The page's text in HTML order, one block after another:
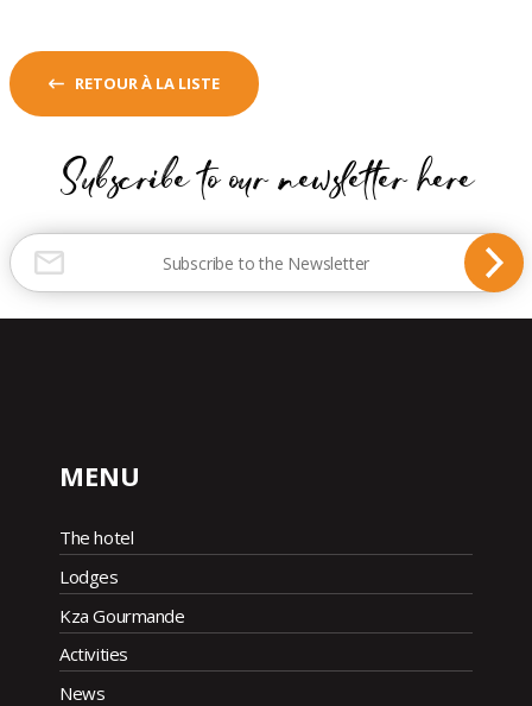
RETOUR À LA LISTE
Subscribe to our newsletter here
MENU
The hotel
Lodges
Kza Gourmande
Activities
News